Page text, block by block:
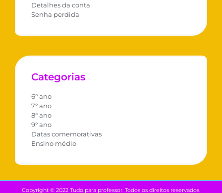
Detalhes da conta
Senha perdida
Categorias
6° ano
7° ano
8° ano
9° ano
Datas comemorativas
Ensino médio
Copyright © 2022 Tudo para professor. Todos os direitos reservados.